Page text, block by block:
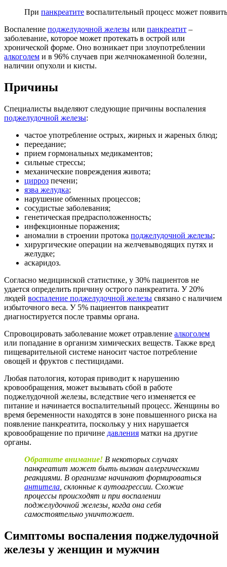
При панкреатите воспалительный процесс может
Воспаление поджелудочной железы или панкреатит –
заболевание, которое может протекать в острой или
хронической форме. Оно возникает при злоупотреблении
алкоголем и в 96% случаев при желчнокаменной болезни,
наличии опухоли и кисты.
Причины
Специалисты выделяют следующие причины воспаления
поджелудочной железы:
частое употребление острых, жирных и жареных блюд;
переедание;
прием гормональных медикаментов;
сильные стрессы;
механические повреждения живота;
цирроз печени;
язва желудка;
нарушение обменных процессов;
сосудистые заболевания;
генетическая предрасположенность;
инфекционные поражения;
аномалии в строении протока поджелудочной железы;
хирургические операции на желчевыводящих путях и
желудке;
аскаридоз.
Согласно медицинской статистике, у 30% пациентов не
удается определить причину острого панкреатита. У 20%
людей воспаление поджелудочной железы связано с наличием
избыточного веса. У 5% пациентов панкреатит
диагностируется после травмы органа.
Спровоцировать заболевание может отравление алкоголем
или попадание в организм химических веществ. Также вред
пищеварительной системе наносит частое потребление
овощей и фруктов с пестицидами.
Любая патология, которая приводит к нарушению
кровообращения, может вызывать сбой в работе
поджелудочной железы, вследствие чего изменяется ее
питание и начинается воспалительный процесс. Женщины во
время беременности находятся в зоне повышенного риска на
появление панкреатита, поскольку у них нарушается
кровообращение по причине давления матки на другие
органы.
Обратите внимание! В некоторых случаях
панкреатит может быть вызван аллергическими
реакциями. В организме начинают формироваться
антитела , склонные к аутоагрессии. Схожие
процессы происходят и при воспалении
поджелудочной железы, когда она себя
самостоятельно уничтожает.
Симптомы воспаления поджелудочной
железы у женщин и мужчин